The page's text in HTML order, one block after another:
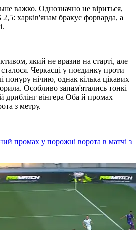
важко. Однозначно не віриться,
харків'янам бракує форварда, а
який не вразив на старті, але
сталося. Черкасці у поєдинку проти
понуру нічию, однак кілька цікавих
Особливо запам'ятались тонкі
дриблінг вінгера Оба й промах
з метру.
промах у порожні ворота в матчі з